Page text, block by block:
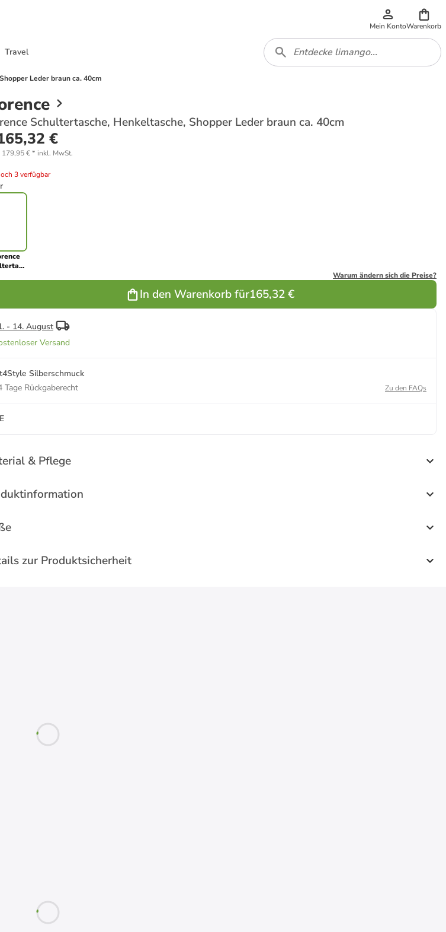
Mein KontoWarenkorb
Travel
Leder braun ca. 40cm
Schultertasche, Henkeltasche, Shopper Leder braun ca. 40cm
€
179,95 €* inkl. MwSt.
3 verfügbar
Warum ändern sich die Preise?
In den Warenkorb für165,32 €
- 14. August
Versand
Silberschmuck
Tage Rückgaberecht
Zu den FAQs
& Pflege
zur Produktsicherheit